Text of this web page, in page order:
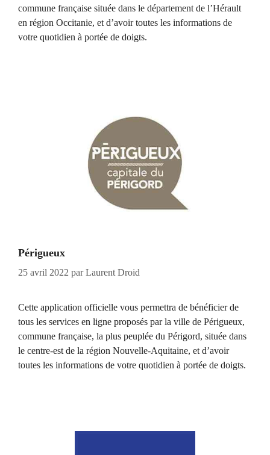
commune française située dans le département de l’Hérault
en région Occitanie, et d’avoir toutes les informations de
votre quotidien à portée de doigts.
Périgueux
25 avril 2022 parLaurent Droid
Cette application officielle vous permettra de bénéficier de
tous les services en ligne proposés par la ville de Périgueux,
commune française, la plus peuplée du Périgord, située dans
le centre-est de la région Nouvelle-Aquitaine, et d’avoir
toutes les informations de votre quotidien à portée de doigts.